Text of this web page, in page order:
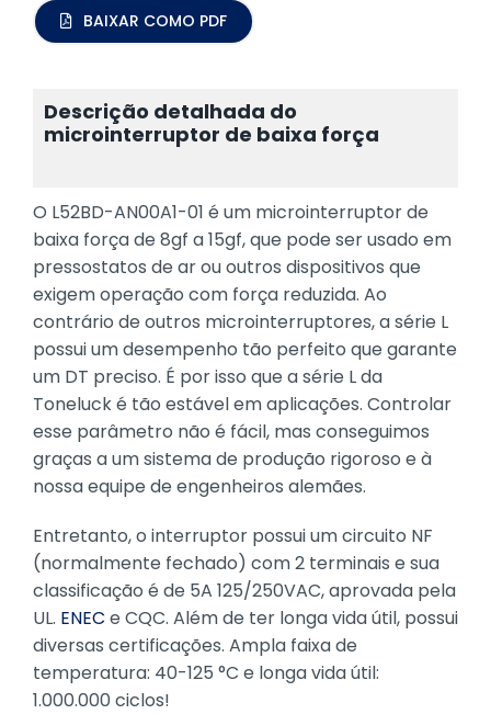
BAIXAR COMO PDF
Descrição detalhada do
microinterruptor de baixa força
O L52BD-AN00A1-01 é um microinterruptor de
baixa força de 8gf a 15gf, que pode ser usado em
pressostatos de ar ou outros dispositivos que
exigem operação com força reduzida. Ao
contrário de outros microinterruptores, a série L
possui um desempenho tão perfeito que garante
um DT preciso. É por isso que a série L da
Toneluck é tão estável em aplicações. Controlar
esse parâmetro não é fácil, mas conseguimos
graças a um sistema de produção rigoroso e à
nossa equipe de engenheiros alemães.
Entretanto, o interruptor possui um circuito NF
(normalmente fechado) com 2 terminais e sua
classificação é de 5A 125/250VAC, aprovada pela
UL. ENEC e CQC. Além de ter longa vida útil, possui
diversas certificações. Ampla faixa de
temperatura: 40-125 °C e longa vida útil:
1.000.000 ciclos!